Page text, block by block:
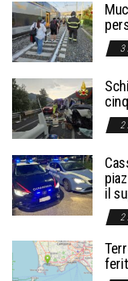
3
2
il
2